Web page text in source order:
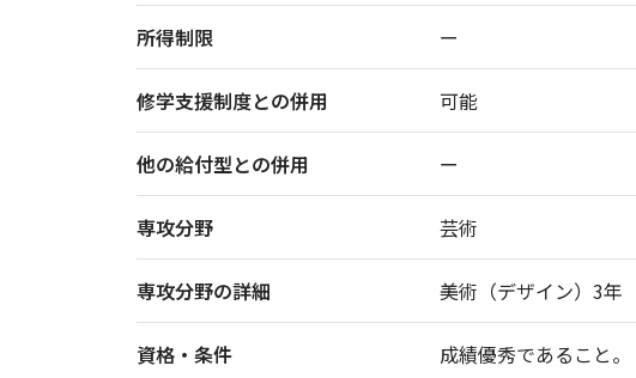
所得制限 ー
修学支援制度との併用 可能
他の給付型との併用 ー
専攻分野 芸術
専攻分野の詳細 美術（デザイン）3年
資格・条件 成績優秀であること。